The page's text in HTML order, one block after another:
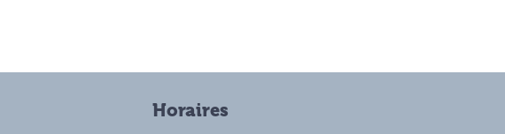
Horaires